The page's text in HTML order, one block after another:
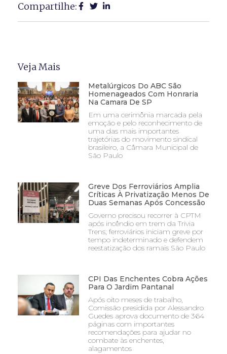
Compartilhe:
Veja Mais
Metalúrgicos Do ABC São
Homenageados Com Honraria
Na Camara De SP
Em uma cerimônia marcada pela
emoção e pelo reconhecimento de
uma das mais importantes
trajetórias do movimento sindical
brasileiro, a Câmara Municipal de
São Paulo
Greve Dos Ferroviários Amplia
Críticas À Privatização Menos De
Duas Semanas Após Concessão
Governo precisou recorrer à CPTM
após incêndio em trem da Trivia
Trens; ferroviários iniciam greve por
tempo indeterminado e defendem
reestatização dos ramais São Paulo
CPI Das Enchentes Cobra Ações
Para O Jardim Pantanal
Após oito meses de trabalho,
Comissão presidida por Alessandro
Guedes aprova documento de 364
páginas com importantes
recomendações para ajudar no
combate às enchentes,
alagamentos